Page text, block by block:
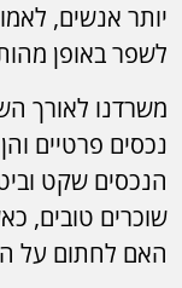
יותר אנשים,
לשפר באופן
משרדנו לאורך
נכסים פרטיים
הנכסים שקט
שוכרים טובים,
האם לחתום על